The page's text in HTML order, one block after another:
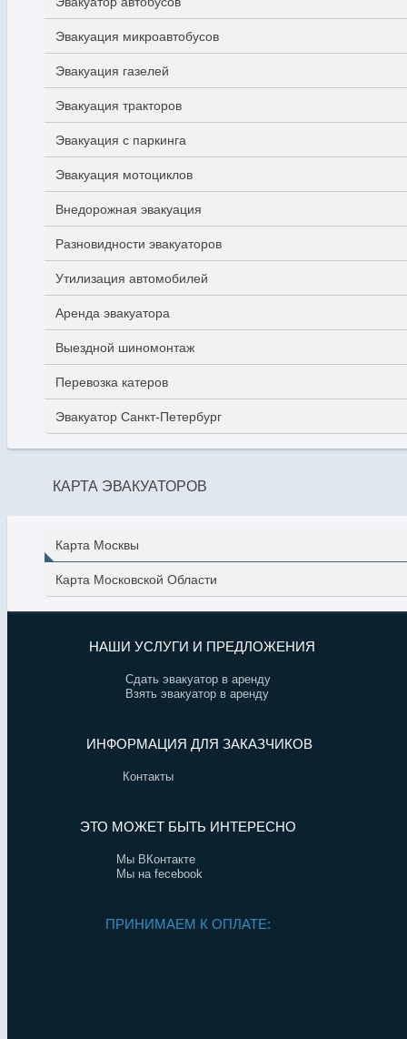
Эвакуация микроавтобусов
Эвакуация газелей
Эвакуация тракторов
Эвакуация с паркинга
Эвакуация мотоциклов
Внедорожная эвакуация
Разновидности эвакуаторов
Утилизация автомобилей
Аренда эвакуатора
Выездной шиномонтаж
Перевозка катеров
Эвакуатор Санкт-Петербург
КАРТА ЭВАКУАТОРОВ
Карта Москвы
Карта Московской Области
НАШИ УСЛУГИ И ПРЕДЛОЖЕНИЯ
Сдать эвакуатор в аренду
Взять эвакуатор в аренду
ИНФОРМАЦИЯ ДЛЯ ЗАКАЗЧИКОВ
Контакты
ЭТО МОЖЕТ БЫТЬ ИНТЕРЕСНО
Мы ВКонтакте
Мы на fecebook
ПРИНИМАЕМ К ОПЛАТЕ: